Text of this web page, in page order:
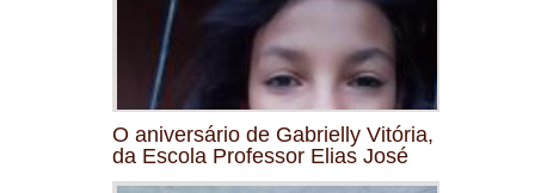
O aniversário de Gabrielly Vitória,
da Escola Professor Elias José